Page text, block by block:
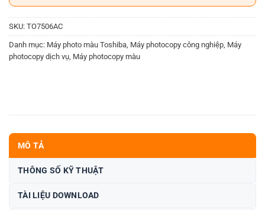
SKU: TO7506AC
Danh mục: Máy photo màu Toshiba Máy photocopy công nghiệp Máy
photocopy dịch vụ Máy photocopy màu
MÔ TẢ
THÔNG SỐ KỸ THUẬT
TÀI LIỆU DOWNLOAD